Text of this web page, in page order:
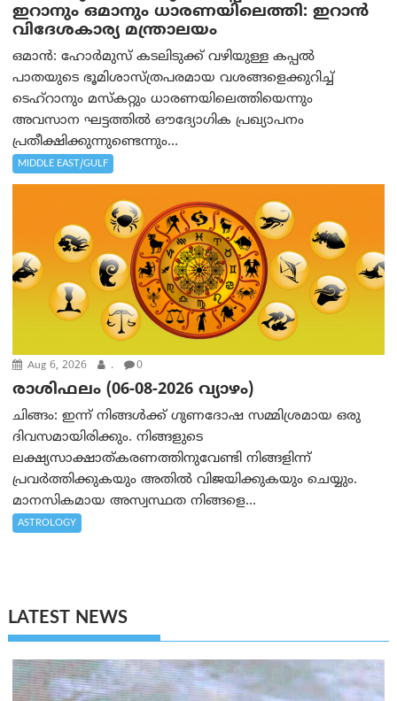
ഇറാനും ഒമാനും ധാരണയിലെത്തി: ഇറാൻ
വിദേശകാര്യ മന്ത്രാലയം
ഒമാന്‍: ഹോർമുസ് കടലിടുക്ക് വഴിയുള്ള കപ്പൽ
പാതയുടെ ഭൂമിശാസ്ത്രപരമായ വശങ്ങളെക്കുറിച്ച്
ടെഹ്‌റാനും മസ്‌കറ്റും ധാരണയിലെത്തിയെന്നും
അവസാന ഘട്ടത്തിൽ ഔദ്യോഗിക പ്രഖ്യാപനം
പ്രതീക്ഷിക്കുന്നുണ്ടെന്നും...
MIDDLE EAST/GULF
Aug 6, 2026 . 0
രാശിഫലം (06-08-2026 വ്യാഴം)
ചിങ്ങം: ഇന്ന് നിങ്ങൾക്ക് ഗുണദോഷ സമ്മിശ്രമായ ഒരു
ദിവസമായിരിക്കും. നിങ്ങളുടെ
ലക്ഷ്യസാക്ഷാത്കരണത്തിനുവേണ്ടി നിങ്ങളിന്ന്
പ്രവർത്തിക്കുകയും അതില്‍ വിജയിക്കുകയും ചെയ്യും.
മാനസികമായ അസ്വസ്ഥത നിങ്ങളെ...
ASTROLOGY
LATEST NEWS